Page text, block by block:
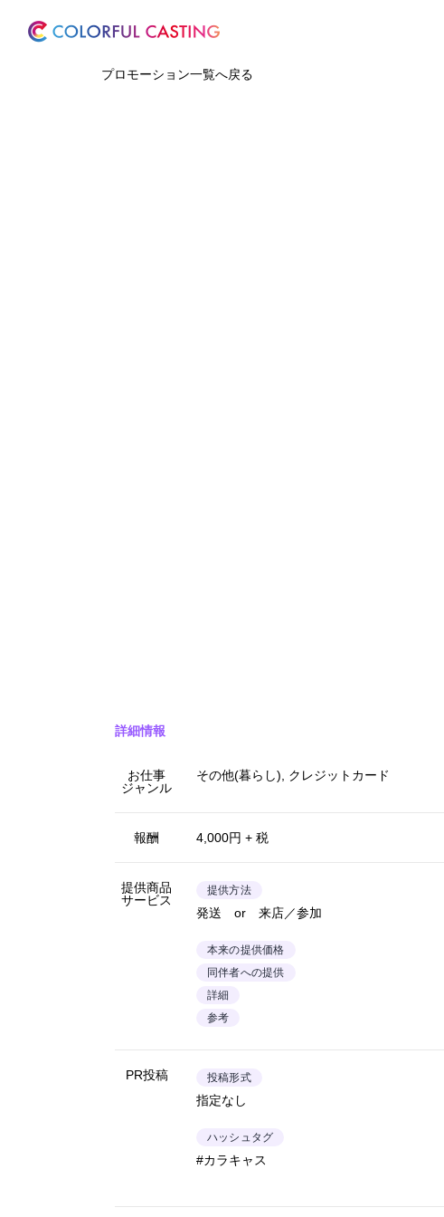
プロモーション一覧へ戻る
詳細情報
お仕事
ジャンル
その他(暮らし), クレジットカード
報酬 4,000円 + 税
提供商品
サービス
提供方法
発送 or 来店／参加
本来の提供価格
同伴者への提供
詳細
参考
PR投稿 投稿形式
指定なし
ハッシュタグ
#カラキャス